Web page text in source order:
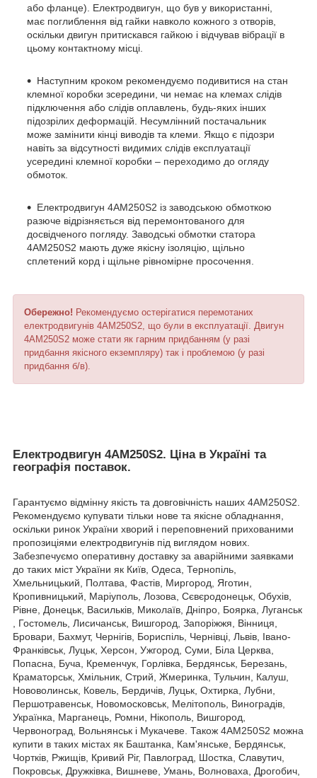
або фланце). Електродвигун, що був у використанні,
має поглиблення від гайки навколо кожного з отворів,
оскільки двигун притискався гайкою і відчував вібрації в
цьому контактному місці.
Наступним кроком рекомендуємо подивитися на стан
клемної коробки зсередини, чи немає на клемах слідів
підключення або слідів оплавлень, будь-яких інших
підозрілих деформацій. Несумлінний постачальник
може замінити кінці виводів та клеми. Якщо є підозри
навіть за відсутності видимих слідів експлуатації
усередині клемної коробки – переходимо до огляду
обмоток.
Електродвигун 4АМ250S2 із заводською обмоткою
разюче відрізняється від перемонтованого для
досвідченого погляду. Заводські обмотки статора
4АМ250S2 мають дуже якісну ізоляцію, щільно
сплетений корд і щільне рівномірне просочення.
Обережно! Рекомендуємо остерігатися перемотаних
електродвигунів 4АМ250S2, що були в експлуатації. Двигун
4АМ250S2 може стати як гарним придбанням (у разі
придбання якісного екземпляру) так і проблемою (у разі
придбання б/в).
Електродвигун 4АМ250S2. Ціна в Україні та
географія поставок.
Гарантуємо відмінну якість та довговічність наших 4АМ250S2.
Рекомендуємо купувати тільки нове та якісне обладнання,
оскільки ринок України хворий і переповнений прихованими
пропозиціями електродвигунів під виглядом нових.
Забезпечуємо оперативну доставку за аварійними заявками
до таких міст України як Київ, Одеса, Тернопіль,
Хмельницький, Полтава, Фастів, Миргород, Яготин,
Кропивницький, Маріуполь, Лозова, Сєвєродонецьк, Обухів,
Рівне, Донецьк, Васильків, Миколаїв, Дніпро, Боярка, Луганськ
, Гостомель, Лисичанськ, Вишгород, Запоріжжя, Вінниця,
Бровари, Бахмут, Чернігів, Бориспіль, Чернівці, Львів, Івано-
Франківськ, Луцьк, Херсон, Ужгород, Суми, Біла Церква,
Попасна, Буча, Кременчук, Горлівка, Бердянськ, Березань,
Краматорськ, Хмільник, Стрий, Жмеринка, Тульчин, Калуш,
Нововолинськ, Ковель, Бердичів, Луцьк, Охтирка, Лубни,
Першотравенськ, Новомосковськ, Мелітополь, Виноградів,
Українка, Марганець, Ромни, Нікополь, Вишгород,
Червоноград, Вольнянськ і Мукачеве. Також 4АМ250S2 можна
купити в таких містах як Баштанка, Кам'янське, Бердянськ,
Чортків, Ржищів, Кривий Ріг, Павлоград, Шостка, Славутич,
Покровськ, Дружківка, Вишневе, Умань, Волноваха, Дрогобич,